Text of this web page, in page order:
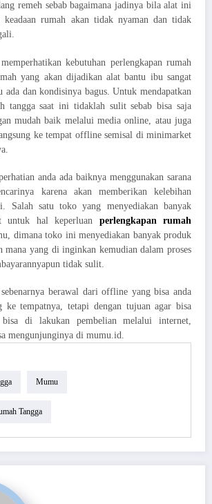
remeh sebab bagaimana jadinya bila alat ini
keadaan rumah akan tidak nyaman dan tidak
kebutuhan perlengkapan rumah
yang akan dijadikan alat bantu ibu sangat
ada dan kondisinya bagus. Untuk mendapatkan
tangga saat ini tidaklah sulit sebab bisa saja
mudah baik melalui media online, atau juga
ke tempat offline semisal di minimarket
anda ada baiknya menggunakan sarana
karena akan memberikan kelebihan
Salah satu toko yang menyediakan banyak
untuk hal keperluan perlengkapan rumah
dimana toko ini menyediakan banyak produk
mana yang di inginkan kemudian dalam proses
tidak sulit.
berawal dari offline yang bisa anda
ke tempatnya, tetapi dengan tujuan agar bisa
di lakukan pembelian melalui internet,
mengunjunginya di mumu.id.
Mumu
Tangga